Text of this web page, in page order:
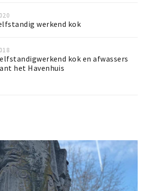
werkend kok
kok en afwassers
het Havenhuis